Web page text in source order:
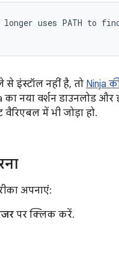
uses PATH to find
इंस्टॉल नहीं है, तो Ninja
नया वर्शन डाउनलोड
वैरिएबल में भी जोड़ा हो.
अपनाएं:
पर क्लिक करें.